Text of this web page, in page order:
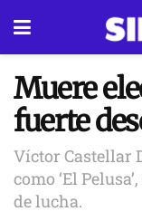
Muere
fuerte
Víctor Castellar
como ‘El
de lucha.